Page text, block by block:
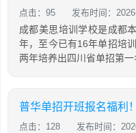
点击：95 发布时间：
成都美思培训学校是成都
年，至今已有16年单招培
两年培养出四川省单招第
点击：128 发布时间：